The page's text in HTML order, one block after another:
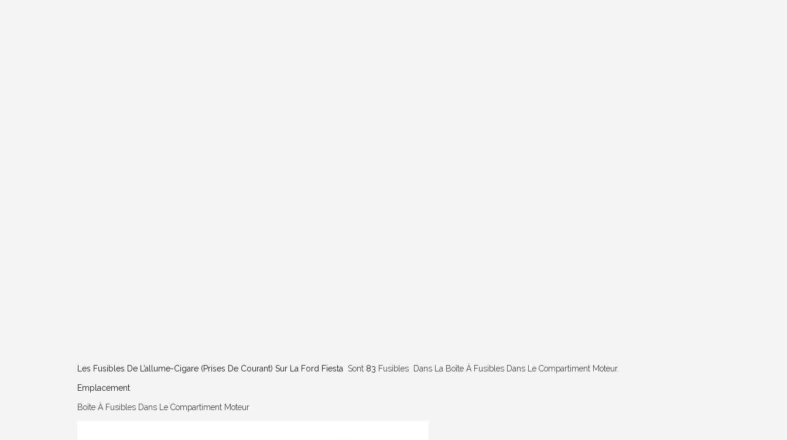
Les Fusibles De L’allume-Cigare (prises De Courant) Sur La Ford Fiesta Sont 83 Fusibles Dans La Boîte À Fusibles Dans Le Compartiment Moteur.
Emplacement
Boîte À Fusibles Dans Le Compartiment Moteur